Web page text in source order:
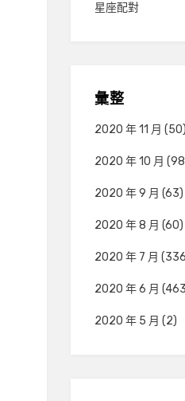
星座配對
彙整
2020 年 11 月 (50)
2020 年 10 月
2020 年 9 月 (63)
2020 年 8 月 (60)
2020 年 7 月
2020 年 6 月
2020 年 5 月 (2)